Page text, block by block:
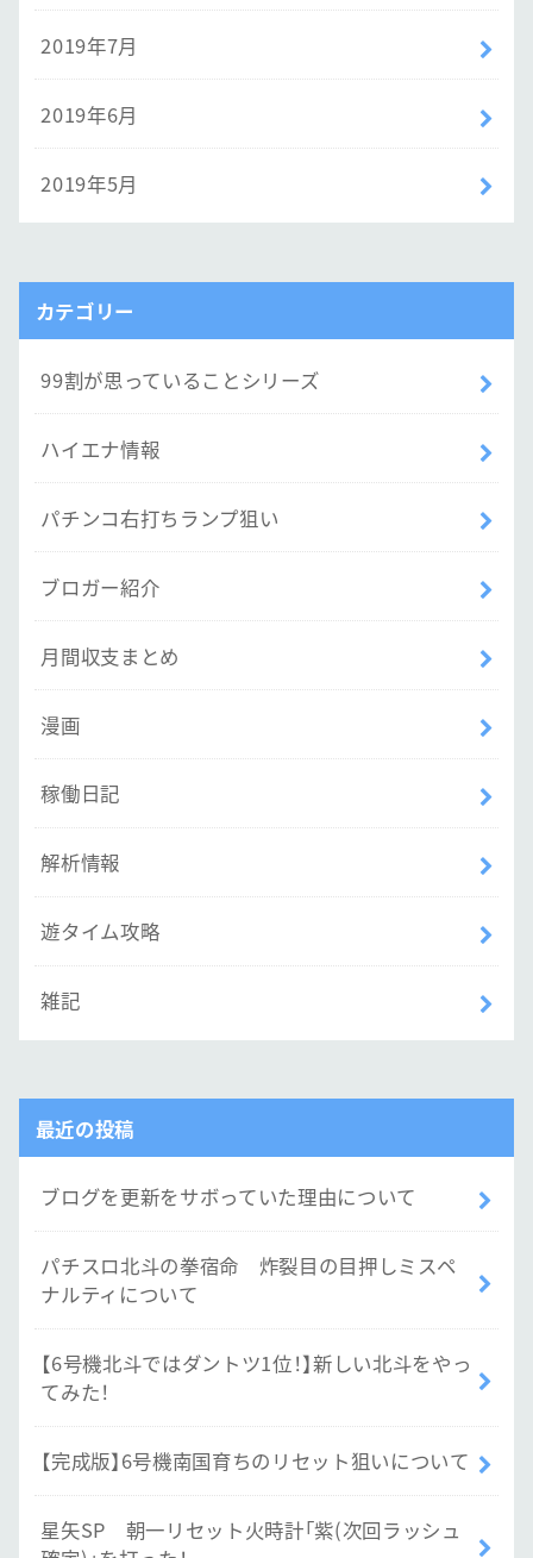
2019年7月
2019年6月
2019年5月
カテゴリー
99割が思っていることシリーズ
ハイエナ情報
パチンコ右打ちランプ狙い
ブロガー紹介
月間収支まとめ
漫画
稼働日記
解析情報
遊タイム攻略
雑記
最近の投稿
ブログを更新をサボっていた理由について
パチスロ北斗の拳宿命 炸裂目の目押しミスペ
ナルティについて
【6号機北斗ではダントツ1位！】新しい北斗をやっ
てみた！
【完成版】6号機南国育ちのリセット狙いについて
星矢SP 朝一リセット火時計「紫(次回ラッシュ